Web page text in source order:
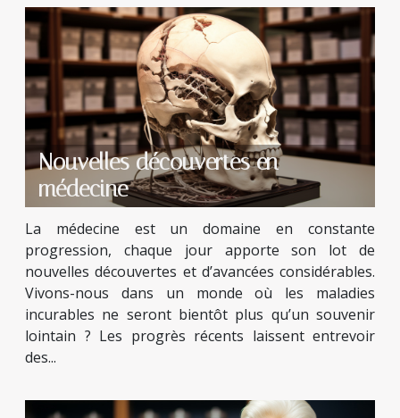
Nouvelles découvertes en
médecine
La médecine est un domaine en constante
progression, chaque jour apporte son lot de
nouvelles découvertes et d’avancées considérables.
Vivons-nous dans un monde où les maladies
incurables ne seront bientôt plus qu’un souvenir
lointain ? Les progrès récents laissent entrevoir
des...